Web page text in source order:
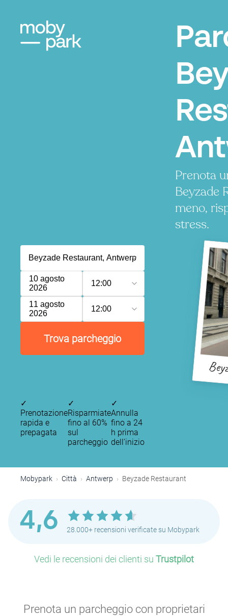
Prenota
Beyzade
meno,
stress.
10 agosto
2026
12:00
11 agosto
2026
12:00
Trova parcheggio
✓
Prenotazione
rapida e
prepagata
✓
Risparmiate
fino al 60%
sul
parcheggio
✓
Annulla
fino a 24
h prima
dell’inizio
Mobypark Città Antwerp Beyzade Restaurant
4,6 28.000+ recensioni verificate su Mobypark
Vedi le recensioni dei clienti su Trustpilot
Prenota un parcheggio con proprietari